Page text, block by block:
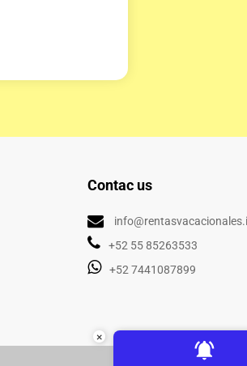
Contac us
+52 55 85263533
+52 7441087899
×